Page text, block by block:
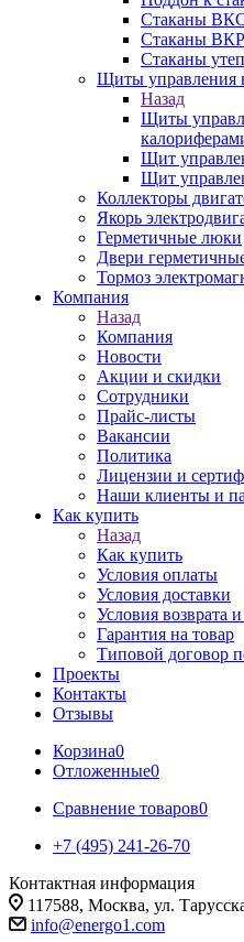
Стаканы
Стаканы ВКР
Стаканы
Щиты управления
Назад
Щиты
Щит
Щит
Коллекторы
Якорь
Герметичные люки
Двери
Тормоз
Компания
Назад
Компания
Новости
Акции и скидки
Сотрудники
Прайс-листы
Вакансии
Политика
Лицензии и
Наши клиенты и
Как купить
Назад
Как купить
Условия оплаты
Условия доставки
Условия возврата
Гарантия на товар
Типовой договор
Проекты
Контакты
Отзывы
Корзина0
Отложенные0
Сравнение товаров0
+7 (495) 241-26-70
Контактная информация
117588, Москва, ул.
info@energo1.com